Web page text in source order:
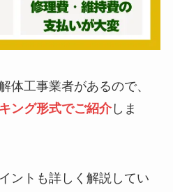
体工事業者があるので、
ング形式でご紹介しま
ントも詳しく解説してい